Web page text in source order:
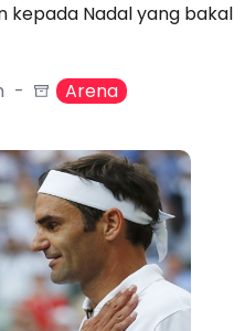
Nadal yang bakal
Arena